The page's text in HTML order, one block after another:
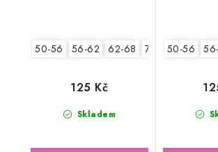
50-56 56-62 62-68 74-86
Skladem
125 Kč
50-56